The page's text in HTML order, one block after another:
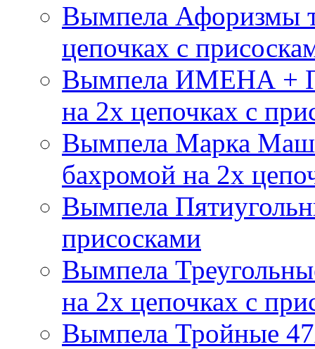
Вымпела Афоризмы
цепочках с
Вымпела ИМЕНА +
на 2х цепочках с
Вымпела Марка
бахромой на 2х
Вымпела
присосками
Вымпела
на 2х цепочках с
Вымпела Тройные